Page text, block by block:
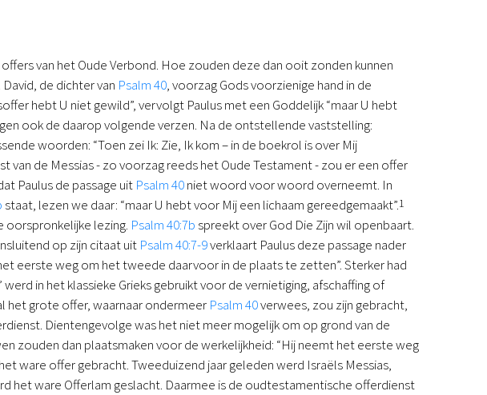
van het Oude Verbond. Hoe zouden deze dan ooit zonden kunnen
de dichter van Psalm 40, voorzag Gods voorzienige hand in de
hebt U niet gewild”, vervolgt Paulus met een Goddelijk “maar U hebt
ook de daarop volgende verzen. Na de ontstellende vaststelling:
woorden: “Toen zei Ik: Zie, Ik kom – in de boekrol is over Mij
van de Messias - zo voorzag reeds het Oude Testament - zou er een offer
Paulus de passage uit Psalm 40niet woord voor woord overneemt. In
staat, lezen we daar: “maar U hebt voor Mij een lichaam gereedgemaakt”.1
oorspronkelijke lezing. Psalm 40:7bspreekt over God Die Zijn wil openbaart.
op zijn citaat uit Psalm 40:7-9verklaart Paulus deze passage nader
eerste weg om het tweede daarvoor in de plaats te zetten”. Sterker had
in het klassieke Grieks gebruikt voor de vernietiging, afschaffing of
het grote offer, waarnaar ondermeer Psalm 40verwees, zou zijn gebracht,
Dientengevolge was het niet meer mogelijk om op grond van de
zouden dan plaatsmaken voor de werkelijkheid: “Hij neemt het eerste weg
ware offer gebracht. Tweeduizend jaar geleden werd Israëls Messias,
het ware Offerlam geslacht. Daarmee is de oudtestamentische offerdienst